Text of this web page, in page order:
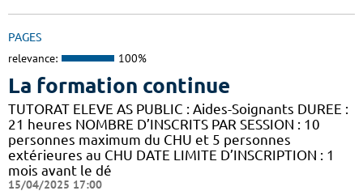
PAGES
relevance: 100%
La formation continue
TUTORAT ELEVE AS PUBLIC : Aides-Soignants DUREE :
21 heures NOMBRE D’INSCRITS PAR SESSION : 10
personnes maximum du CHU et 5 personnes
extérieures au CHU DATE LIMITE D’INSCRIPTION : 1
mois avant le dé
15/04/2025 17:00